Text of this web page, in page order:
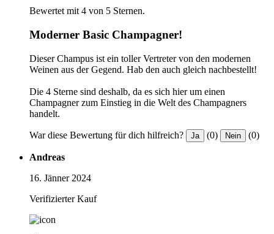
Bewertet mit 4 von 5 Sternen.
Moderner Basic Champagner!
Dieser Champus ist ein toller Vertreter von den modernen
Weinen aus der Gegend. Hab den auch gleich nachbestellt!
Die 4 Sterne sind deshalb, da es sich hier um einen
Champagner zum Einstieg in die Welt des Champagners
handelt.
War diese Bewertung für dich hilfreich? Ja (0) Nein (0)
Andreas
16. Jänner 2024
Verifizierter Kauf